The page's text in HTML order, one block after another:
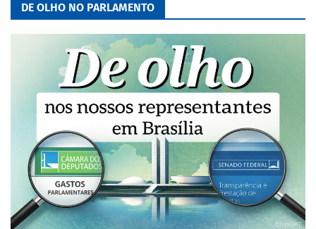
DE OLHO NO PARLAMENTO